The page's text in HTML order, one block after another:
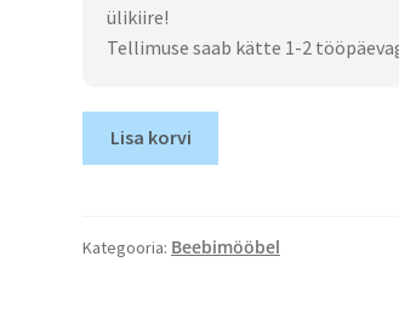
ülikiire!
Tellimuse saab kätte 1-2
Lisa korvi
Kategooria: Beebimööbel